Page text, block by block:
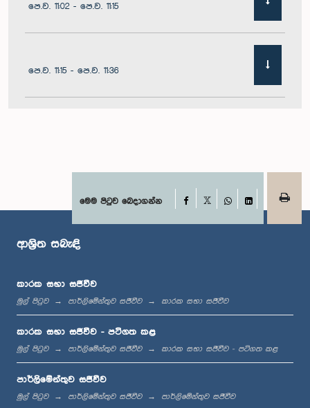
පෙ.ව. 11:02 - පෙ.ව. 11:15
පෙ.ව. 11:15 - පෙ.ව. 11:36
පෙ.ව. 11:45 - පෙ.ව. 11:59
ප.ව. 12:10 - ප.ව. 12:18
ප.ව. 12:18 - ප.ව. 12:28
මෙම පිටුව බෙදාගන්න Facebook
WhatsApp
LinkedIn
ආශ්‍රිත සබැඳි
කාරක සභා සජීවීව
මුල් පිටුව පාර්ලිමේන්තුව සජීවීව කාරක සභා සජීවීව
කාරක සභා සජීවීව - පටිගත කළ
මුල් පිටුව පාර්ලිමේන්තුව සජීවීව කාරක සභා සජීවීව - පටිගත කළ
පාර්ලිමේන්තුව සජීවීව
මුල් පිටුව පාර්ලිමේන්තුව සජීවීව පාර්ලිමේන්තුව සජීවීව